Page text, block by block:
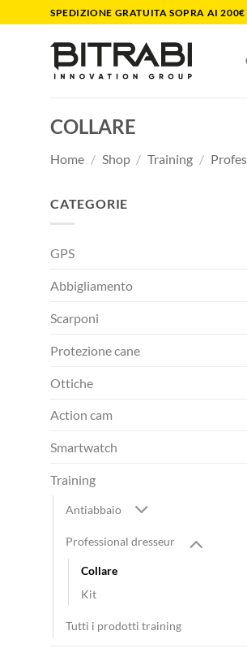
ai
contenuti
SPEDIZIONE GRATUITA SOPRA AI
COLLARE
Home / Shop / Training /
CATEGORIE
GPS
Abbigliamento
Scarponi
Protezione cane
Ottiche
Action cam
Smartwatch
Training
Antiabbaio
Professional dresseur
Collare
Kit
Tutti i prodotti training